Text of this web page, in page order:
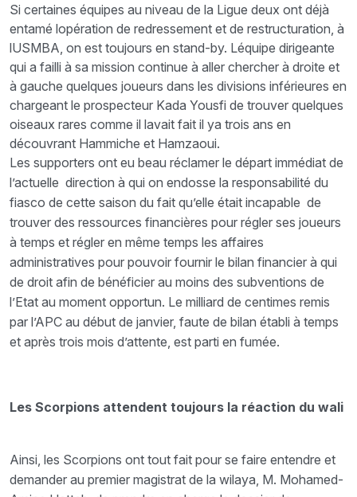
Si certaines équipes au niveau de la Ligue deux ont déjà
entamé lopération de redressement et de restructuration, à
lUSMBA, on est toujours en stand-by. Léquipe dirigeante
qui a failli à sa mission continue à aller chercher à droite et
à gauche quelques joueurs dans les divisions inférieures en
chargeant le prospecteur Kada Yousfi de trouver quelques
oiseaux rares comme il lavait fait il ya trois ans en
découvrant Hammiche et Hamzaoui.
Les supporters ont eu beau réclamer le départ immédiat de
l’actuelle direction à qui on endosse la responsabilité du
fiasco de cette saison du fait qu’elle était incapable de
trouver des ressources financières pour régler ses joueurs
à temps et régler en même temps les affaires
administratives pour pouvoir fournir le bilan financier à qui
de droit afin de bénéficier au moins des subventions de
l’Etat au moment opportun. Le milliard de centimes remis
par l’APC au début de janvier, faute de bilan établi à temps
et après trois mois d’attente, est parti en fumée.
Les Scorpions attendent toujours la réaction du wali
Ainsi, les Scorpions ont tout fait pour se faire entendre et
demander au premier magistrat de la wilaya, M. Mohamed-